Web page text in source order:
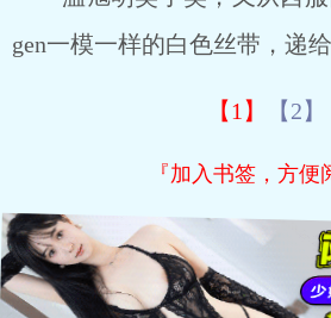
gen一模一样的白色丝带，递
【1】 【2】
『加入书签，方便